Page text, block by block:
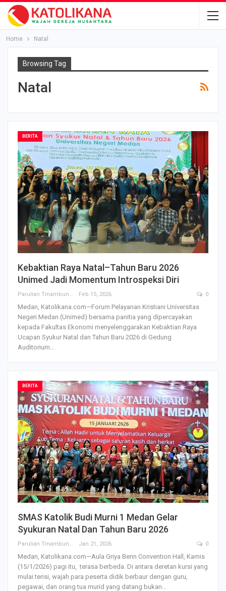
Home Natal
Browsing Tag
Natal
BERITA
Kebaktian Raya Natal–Tahun Baru 2026
Unimed Jadi Momentum Introspeksi Diri
Parulian Tinambunan Feb 15, 2026 0
Medan, Katolikana.com—Forum Pelayanan Kristiani Universitas
Negeri Medan (Unimed) bersama panitia yang dipercayakan
kepada Fakultas Ekonomi menyelenggarakan Kebaktian Raya
Ucapan Syukur Natal dan Tahun Baru 2026 di Gedung
Auditorium
BERITA
SMAS Katolik Budi Murni 1 Medan Gelar
Syukuran Natal Dan Tahun Baru 2026
Parulian Tinambunan Jan 21, 2026 0
Medan, Katolikana.com—Aula Griya Benn Convention Hall, Kamis
(15/1/2026) pagi itu, terasa berbeda. Di antara deretan kursi yang
mulai terisi, wajah para peserta didik berbaur dengan guru,
pegawai, dan orang tua murid yang datang bukan